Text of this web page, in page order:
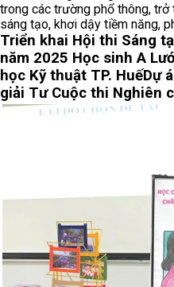
trong các trường phổ thông,
sáng tạo, khơi dậy tiềm năng,
Triển khai Hội thi Sáng
năm 2025 Học sinh A
học Kỹ thuậ‌t TP. HuếDự
giải Tư Cuộc thi Nghiên